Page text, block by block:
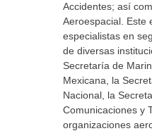
Accidentes; así
Aeroespacial. Este
especialistas en
de diversas
Secretaría de
Mexicana, la
Nacional, la
Comunicaciones y
organizaciones